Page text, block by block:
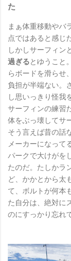
た
まぁ体重移動やバ
点ではあると感じ
しかしサーフィン
過ぎるとゆうこと
らボードを滑らせ
負担が半端ない。
し思いっきり怪我
サーフィンの練習
体をぶっ壊してサ
そう言えば昔の話
メーカーになって
パークで大けがを
たのだ。たしかラ
ど、かかとから太
て、ボルトが何本
た自分は、絶対に
のにすっかり忘れ